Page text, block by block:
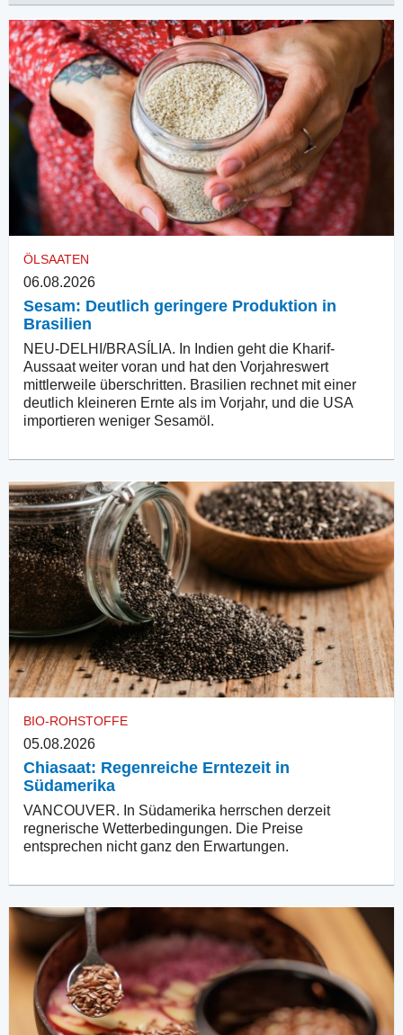
ÖLSAATEN
06.08.2026
Sesam: Deutlich geringere Produktion in
Brasilien
NEU-DELHI/BRASÍLIA. In Indien geht die Kharif-
Aussaat weiter voran und hat den Vorjahreswert
mittlerweile überschritten. Brasilien rechnet mit einer
deutlich kleineren Ernte als im Vorjahr, und die USA
importieren weniger Sesamöl.
BIO-ROHSTOFFE
05.08.2026
Chiasaat: Regenreiche Erntezeit in
Südamerika
VANCOUVER. In Südamerika herrschen derzeit
regnerische Wetterbedingungen. Die Preise
entsprechen nicht ganz den Erwartungen.